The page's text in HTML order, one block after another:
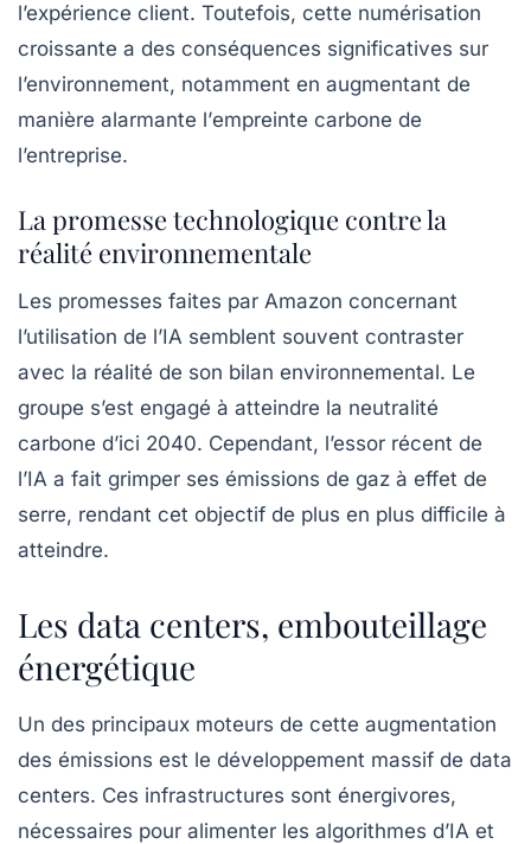
l’expérience client. Toutefois, cette numérisation
croissante a des conséquences significatives sur
l’environnement, notamment en augmentant de
manière alarmante l’empreinte carbone de
l’entreprise.
La promesse technologique contre la
réalité environnementale
Les promesses faites par Amazon concernant
l’utilisation de l’IA semblent souvent contraster
avec la réalité de son bilan environnemental. Le
groupe s’est engagé à atteindre la neutralité
carbone d’ici 2040. Cependant, l’essor récent de
l’IA a fait grimper ses émissions de gaz à effet de
serre, rendant cet objectif de plus en plus difficile à
atteindre.
Les data centers, embouteillage
énergétique
Un des principaux moteurs de cette augmentation
des émissions est le développement massif de data
centers. Ces infrastructures sont énergivores,
nécessaires pour alimenter les algorithmes d’IA et